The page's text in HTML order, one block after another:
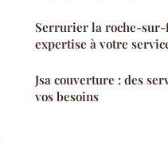
Serrurier la roche-
expertise à votre
Jsa couverture : des
vos besoins